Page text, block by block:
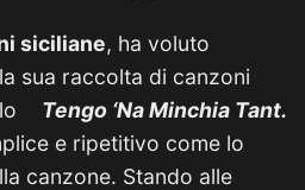
siciliane, ha voluto
sua raccolta di canzoni
Tengo ‘Na Minchia Tant.
e ripetitivo come lo
canzone. Stando alle